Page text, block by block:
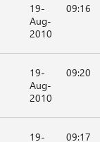
19-
Aug-
2010
09:16
19-
Aug-
2010
09:20
19-
09:17